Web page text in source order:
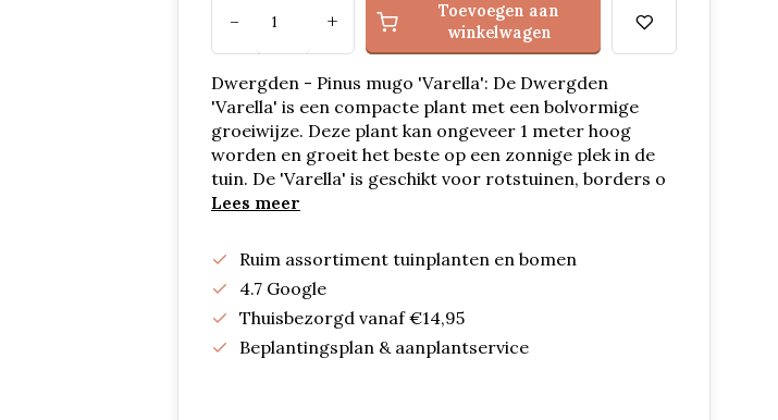
- +
Toevoegen aan
winkelwagen
Dwergden - Pinus mugo 'Varella': De Dwergden
'Varella' is een compacte plant met een bolvormige
groeiwijze. Deze plant kan ongeveer 1 meter hoog
worden en groeit het beste op een zonnige plek in de
tuin. De 'Varella' is geschikt voor rotstuinen, borders o
Lees meer
Ruim assortiment tuinplanten en bomen
4.7 Google
Thuisbezorgd vanaf €14,95
Beplantingsplan & aanplantservice